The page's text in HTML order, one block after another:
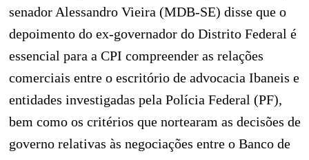
senador Alessandro Vieira (MDB-SE) disse que o
depoimento do ex-governador do Distrito Federal é
essencial para a CPI compreender as relações
comerciais entre o escritório de advocacia Ibaneis e
entidades investigadas pela Polícia Federal (PF),
bem como os critérios que nortearam as decisões de
governo relativas às negociações entre o Banco de